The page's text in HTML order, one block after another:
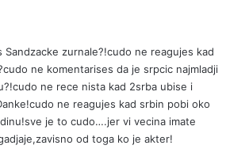
zurnale?!cudo ne reagujes kad
ne komentarises da je srpcic najmladji
ne rece nista kad 2srba ubise i
ne reagujes kad srbin pobi oko
je to cudo….jer vi vecina imate
od toga ko je akter!